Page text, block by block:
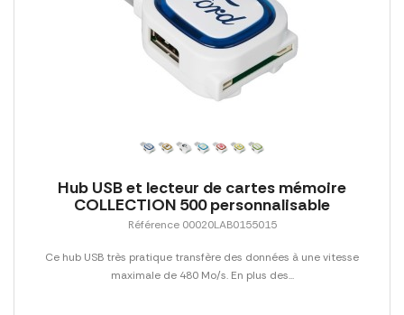
Hub USB et lecteur de cartes mémoire
COLLECTION 500 personnalisable
Référence 00020LAB0155015
Ce hub USB très pratique transfère des données à une vitesse
maximale de 480 Mo/s. En plus des...